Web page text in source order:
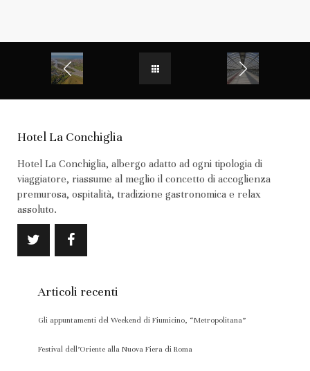
Hotel La Conchiglia
Hotel La Conchiglia, albergo adatto ad ogni tipologia di
viaggiatore, riassume al meglio il concetto di accoglienza
premurosa, ospitalità, tradizione gastronomica e relax
assoluto.
Articoli recenti
Gli appuntamenti del Weekend di Fiumicino, “Metropolitana”
Festival dell’Oriente alla Nuova Fiera di Roma